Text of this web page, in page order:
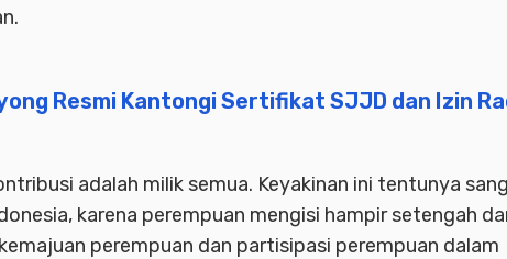
Resmi Kantongi Sertifikat SJJD dan Izin
adalah milik semua. Keyakinan ini tentunya
karena perempuan mengisi hampir setengah
perempuan dan partisipasi perempuan dalam